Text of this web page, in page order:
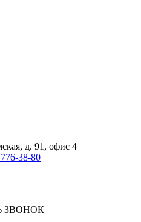
д. 91, офис 4
38-80
ЗВОНОК